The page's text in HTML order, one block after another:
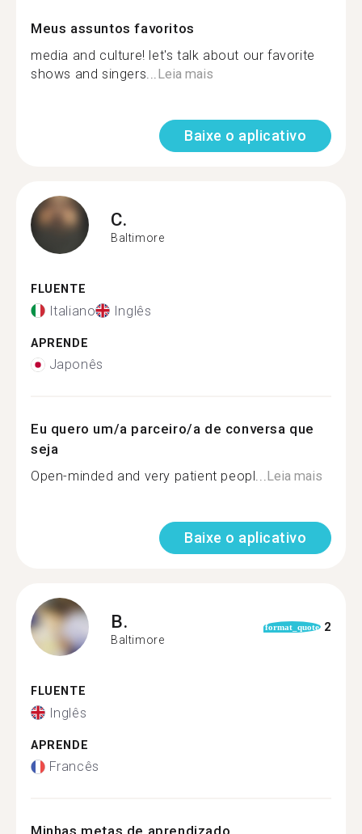
Meus assuntos favoritos
media and culture! let's talk about our favorite
shows and singers...Leia mais
Baixe o aplicativo
C.
Baltimore
FLUENTE
Italiano Inglês
APRENDE
Japonês
Eu quero um/a parceiro/a de conversa que
seja
Open-minded and very patient peopl...Leia mais
Baixe o aplicativo
B.
Baltimore
format_quote 2
FLUENTE
Inglês
APRENDE
Francês
Minhas metas de aprendizado